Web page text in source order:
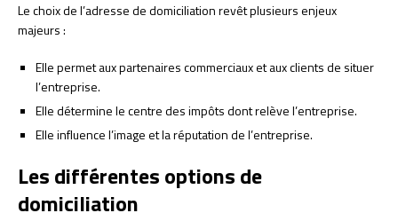
Le choix de l’adresse de domiciliation revêt plusieurs enjeux
majeurs :
Elle permet aux partenaires commerciaux et aux clients de situer
l’entreprise.
Elle détermine le centre des impôts dont relève l’entreprise.
Elle influence l’image et la réputation de l’entreprise.
Les différentes options de
domiciliation